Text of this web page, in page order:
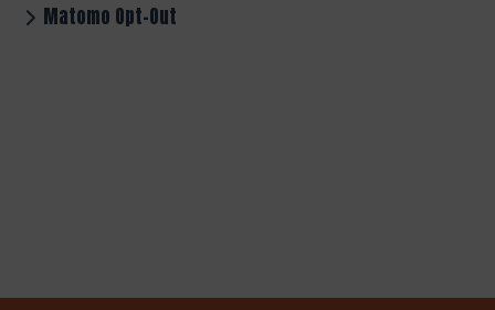
Matomo Opt-Out